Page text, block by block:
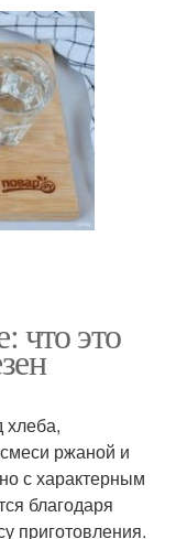
что это
ржаной и
с характерным
благодаря
приготовления.